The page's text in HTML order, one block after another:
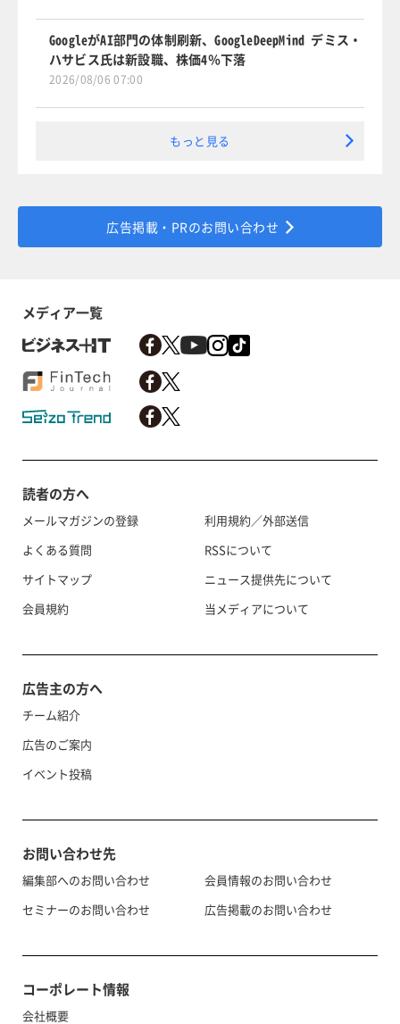
GoogleがAI部門の体制刷新、GoogleDeepMind デミス・
ハサビス氏は新設職、株価4％下落
2026/08/06 07:00
もっと見る
広告掲載・PRのお問い合わせ
メディア一覧
読者の方へ
メールマガジンの登録
よくある質問
サイトマップ
会員規約
利用規約／外部送信
RSSについて
ニュース提供先について
当メディアについて
広告主の方へ
チーム紹介
広告のご案内
イベント投稿
お問い合わせ先
編集部へのお問い合わせ
セミナーのお問い合わせ
会員情報のお問い合わせ
広告掲載のお問い合わせ
コーポレート情報
会社概要